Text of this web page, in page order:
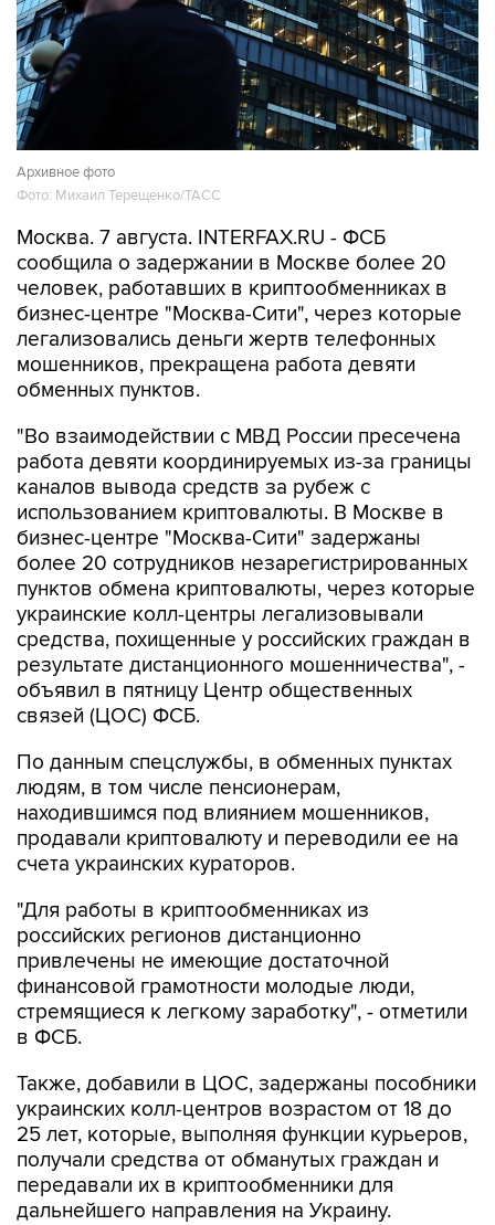
Архивное фото
Фото: Михаил Терещенко/ТАСС
Москва. 7 августа. INTERFAX.RU - ФСБ
сообщила о задержании в Москве более 20
человек, работавших в криптообменниках в
бизнес-центре "Москва-Сити", через которые
легализовались деньги жертв телефонных
мошенников, прекращена работа девяти
обменных пунктов.
"Во взаимодействии с МВД России пресечена
работа девяти координируемых из-за границы
каналов вывода средств за рубеж с
использованием криптовалюты. В Москве в
бизнес-центре "Москва-Сити" задержаны
более 20 сотрудников незарегистрированных
пунктов обмена криптовалюты, через которые
украинские колл-центры легализовывали
средства, похищенные у российских граждан в
результате дистанционного мошенничества", -
объявил в пятницу Центр общественных
связей (ЦОС) ФСБ.
По данным спецслужбы, в обменных пунктах
людям, в том числе пенсионерам,
находившимся под влиянием мошенников,
продавали криптовалюту и переводили ее на
счета украинских кураторов.
"Для работы в криптообменниках из
российских регионов дистанционно
привлечены не имеющие достаточной
финансовой грамотности молодые люди,
стремящиеся к легкому заработку", - отметили
в ФСБ.
Также, добавили в ЦОС, задержаны пособники
украинских колл-центров возрастом от 18 до
25 лет, которые, выполняя функции курьеров,
получали средства от обманутых граждан и
передавали их в криптообменники для
дальнейшего направления на Украину.